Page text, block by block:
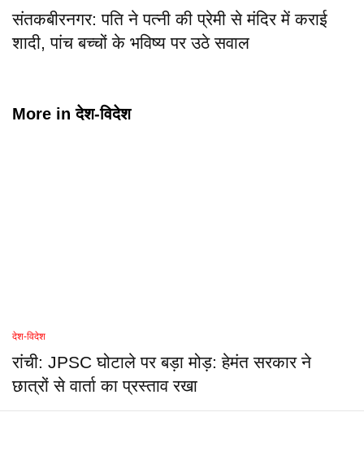
संतकबीरनगर: पति ने पत्नी की प्रेमी से मंदिर में कराई
शादी, पांच बच्चों के भविष्य पर उठे सवाल
More inदेश-विदेश
देश-विदेश
रांची: JPSC घोटाले पर बड़ा मोड़: हेमंत सरकार ने
छात्रों से वार्ता का प्रस्ताव रखा